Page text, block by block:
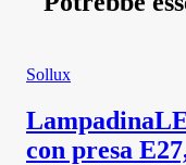
Sollux
Lampadina
con presa